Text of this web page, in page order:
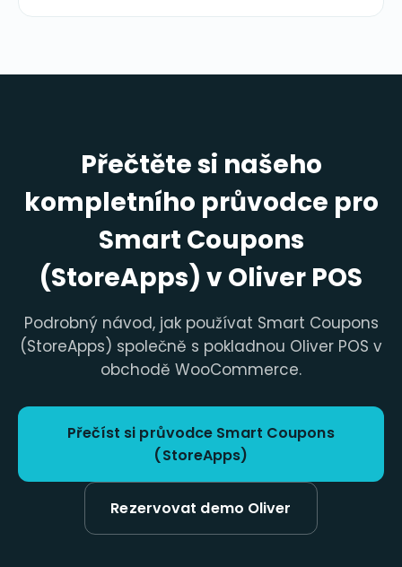
Přečtěte si našeho
kompletního průvodce pro
Smart Coupons
(StoreApps) v Oliver POS
Podrobný návod, jak používat Smart Coupons
(StoreApps) společně s pokladnou Oliver POS v
obchodě WooCommerce.
Přečíst si průvodce Smart Coupons
(StoreApps)
Rezervovat demo Oliver